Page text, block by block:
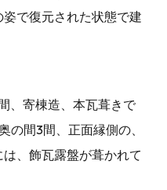
で復元された状態で建
、寄棟造、本瓦葺きで
の間3間、正面縁側の、
、飾瓦露盤が葺かれて